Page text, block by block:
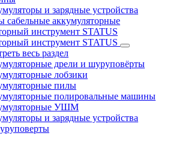
и зарядные устройства
сабельные аккумуляторные
инструмент STATUS
инструмент STATUS
весь раздел
дрели и шуруповёрты
лобзики
пилы
полировальные машины
УШМ
и зарядные устройства